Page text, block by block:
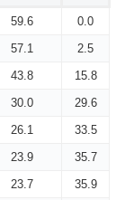
59.6
0.0
57.1
2.5
43.8
15.8
30.0
29.6
26.1
33.5
23.9
35.7
23.7
35.9